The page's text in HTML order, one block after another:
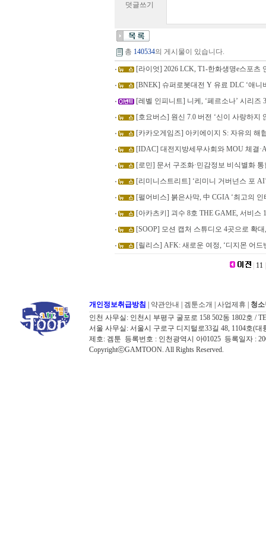
덧글쓰기
총 140534의 게시물이 있습니다.
[라이엇] 2026 LCK, T1-한화생명e스포츠
[BNEK] 슈퍼로봇대전 Y 유료 DLC ‘애니
[레벨 인피니트] 니케, ‘페르소나’ 시리즈
[호요버스] 원신 7.0 버전 ‘신이 사랑하지
[카카오게임즈] 아키에이지 S: 자유의 해
[IDAC] 대전지방세무사회와 MOU 체결
[로민] 문서 구조화·민감정보 비식별화
[리미니스트리트] ‘리미니 거버넌스 포
[펄어비스] 붉은사막, 中 CGIA ‘최고의 인
[아카츠키] 괴수 8호 THE GAME, 서비스
[SOOP] 모션 캡처 스튜디오 4곳으로 확
[릴리스] AFK: 새로운 여정, ‘디지몬 어드
11
개인정보취급방침 약관안내 겜툰소개 사업제휴
청
인천 사무실: 인천시 부평구 굴포로 158 502동 1802호 /
서울 사무실: 서울시 구로구 디지털로33길 48, 1104호(대
제호: 겜툰 등록번호 : 인천광역시 아01025 등록일자 :
CopyrightⓒGAMTOON. All Rights Reserved.